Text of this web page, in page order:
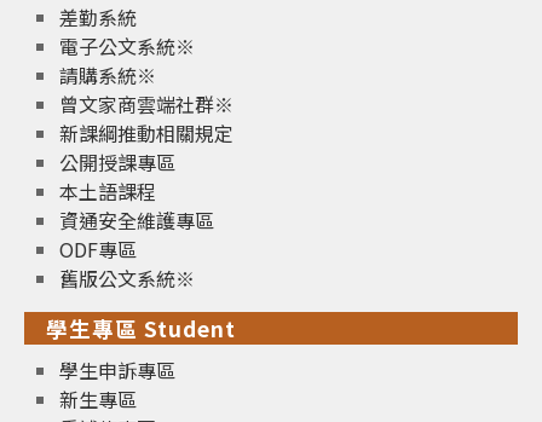
差勤系統
電子公文系統※
請購系統※
曾文家商雲端社群※
新課綱推動相關規定
公開授課專區
本土語課程
資通安全維護專區
ODF專區
舊版公文系統※
學生專區 Student
學生申訴專區
新生專區